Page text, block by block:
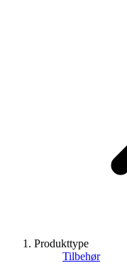
Produkttype
Tilbehør